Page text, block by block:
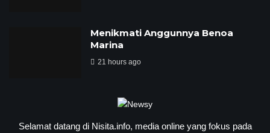
Menikmati Anggunnya Benoa
Marina
21 hours ago
Selamat datang di Nisita.info, media online yang fokus pada